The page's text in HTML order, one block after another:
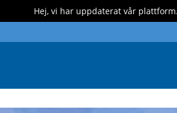
Hej, vi har uppdaterat vår